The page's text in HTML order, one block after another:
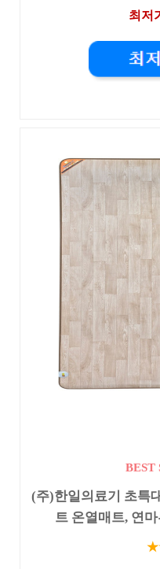
최저
BEST
(주)한일의료기 초특
트 온열매트, 연